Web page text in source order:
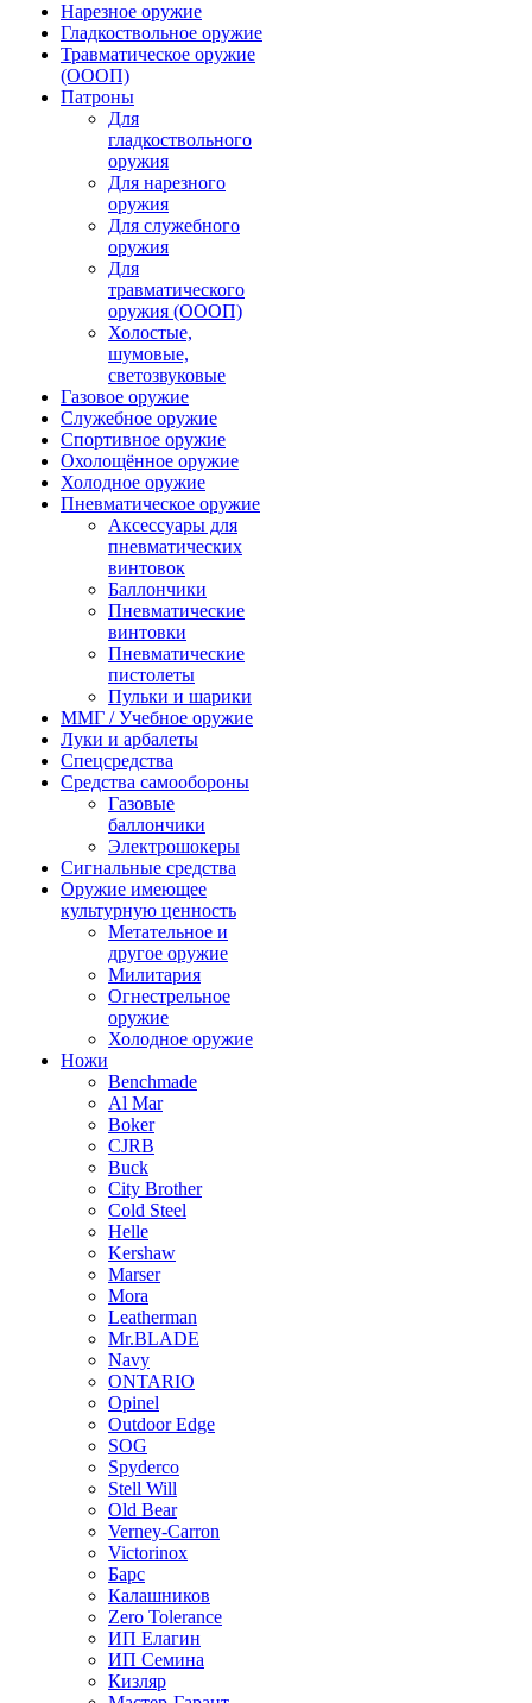
Нарезное оружие
Гладкоствольное оружие
Травматическое оружие
(ОООП)
Патроны
Для
гладкоствольного
оружия
Для нарезного
оружия
Для служебного
оружия
Для
травматического
оружия (ОООП)
Холостые,
шумовые,
светозвуковые
Газовое оружие
Служебное оружие
Спортивное оружие
Охолощённое оружие
Холодное оружие
Пневматическое оружие
Аксессуары для
пневматических
винтовок
Баллончики
Пневматические
винтовки
Пневматические
пистолеты
Пульки и шарики
ММГ / Учебное оружие
Луки и арбалеты
Спецсредства
Средства самообороны
Газовые
баллончики
Электрошокеры
Сигнальные средства
Оружие имеющее
культурную ценность
Метательное и
другое оружие
Милитария
Огнестрельное
оружие
Холодное оружие
Ножи
Benchmade
Al Mar
Boker
CJRB
Buck
City Brother
Cold Steel
Helle
Kershaw
Marser
Mora
Leatherman
Mr.BLADE
Navy
ONTARIO
Opinel
Outdoor Edge
SOG
Spyderco
Stell Will
Old Bear
Verney-Carron
Victorinox
Барс
Калашников
Zero Tolerance
ИП Елагин
ИП Семина
Кизляр